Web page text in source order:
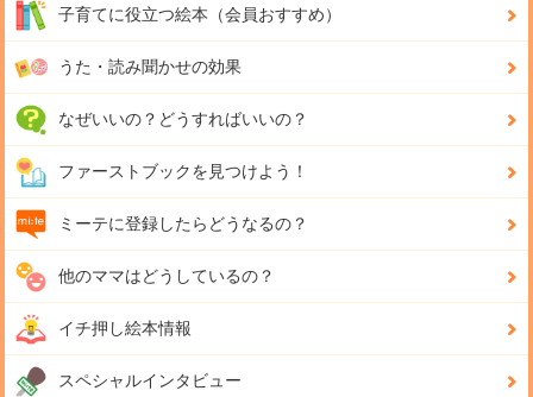
子育てに役立つ絵本（会員おすすめ）
うた・読み聞かせの効果
なぜいいの？どうすればいいの？
ファーストブックを見つけよう！
ミーテに登録したらどうなるの？
他のママはどうしているの？
イチ押し絵本情報
スペシャルインタビュー